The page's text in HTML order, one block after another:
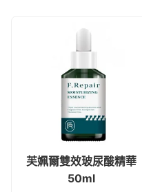
芙姵爾雙效玻尿酸精華
50ml